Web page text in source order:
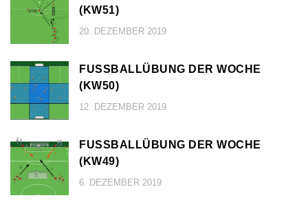
KW51)
20. DEZEMBER 2019
FUSSBALLÜBUNG DER WOCHE (
KW50)
12. DEZEMBER 2019
FUSSBALLÜBUNG DER WOCHE (
KW49)
6. DEZEMBER 2019